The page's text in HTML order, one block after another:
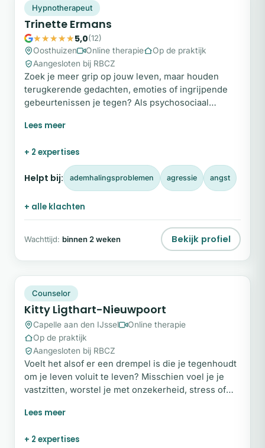
Plek beschikbaar
Hypnotherapeut
Trinette Ermans
5,0(12)
Oosthuizen
Online therapie
Op de praktijk
Aangesloten bij RBCZ
Zoek je meer grip op jouw leven, maar houden
terugkerende gedachten, emoties of ingrijpende
gebeurtenissen je tegen? Als psychosociaal
EMDR begeleid ik je om blokkades te doorbreken
en nieuwe balans. Wil jij ervaren hoe therapie jou
kan helpen richting meer rust, kracht en
vertrouwen? Neem vandaag nog contact op en zet
de eerste stap naar verandering.
+ 2 expertises
Helpt bij: ademhalingsproblemen agressie angst
+ alle klachten
Wachttijd: binnen 2 weken Bekijk profiel
Plek beschikbaar
Counselor
Kitty Ligthart-Nieuwpoort
Capelle aan den IJssel
Online therapie
Op de praktijk
Aangesloten bij RBCZ
Voelt het alsof er een drempel is die je tegenhoudt
om je leven voluit te leven? Misschien voel je je
vastzitten, worstel je met onzekerheid, stress of
richting kunt vinden. Kitty Ligthart-Nieuwpoort
helderheid en vertrouwen in zichzelf. In haar
+ 2 expertises